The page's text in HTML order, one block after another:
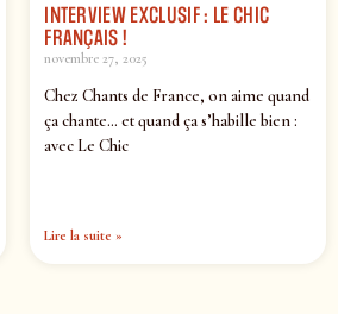
INTERVIEW EXCLUSIF : LE CHIC
FRANÇAIS !
novembre 27, 2025
Chez Chants de France, on aime quand
ça chante… et quand ça s’habille bien :
avec Le Chic
Lire la suite »